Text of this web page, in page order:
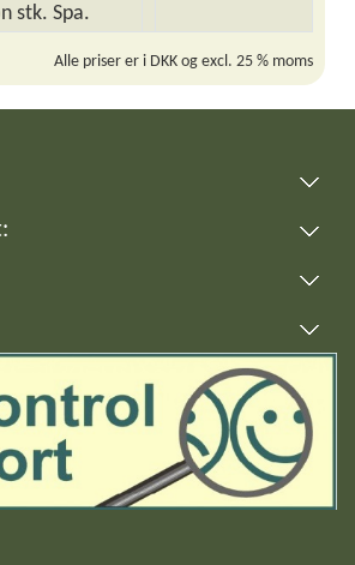
stk. Spa.
Alle priser er i DKK og excl. 25 % moms